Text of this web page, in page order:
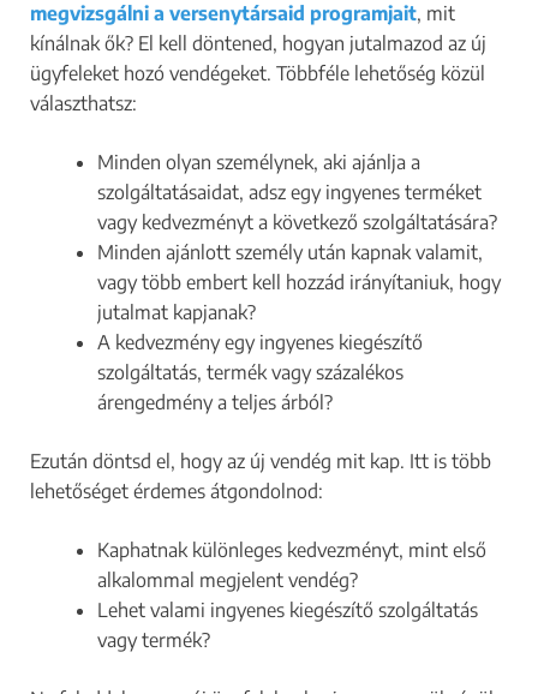
megvizsgálni a versenytársaid programjait, mit
kínálnak ők? El kell döntened, hogyan jutalmazod az új
ügyfeleket hozó vendégeket. Többféle lehetőség közül
választhatsz:
Minden olyan személynek, aki ajánlja a
szolgáltatásaidat, adsz egy ingyenes terméket
vagy kedvezményt a következő szolgáltatására?
Minden ajánlott személy után kapnak valamit,
vagy több embert kell hozzád irányítaniuk, hogy
jutalmat kapjanak?
A kedvezmény egy ingyenes kiegészítő
szolgáltatás, termék vagy százalékos
árengedmény a teljes árból?
Ezután döntsd el, hogy az új vendég mit kap. Itt is több
lehetőséget érdemes átgondolnod:
Kaphatnak különleges kedvezményt, mint első
alkalommal megjelent vendég?
Lehet valami ingyenes kiegészítő szolgáltatás
vagy termék?